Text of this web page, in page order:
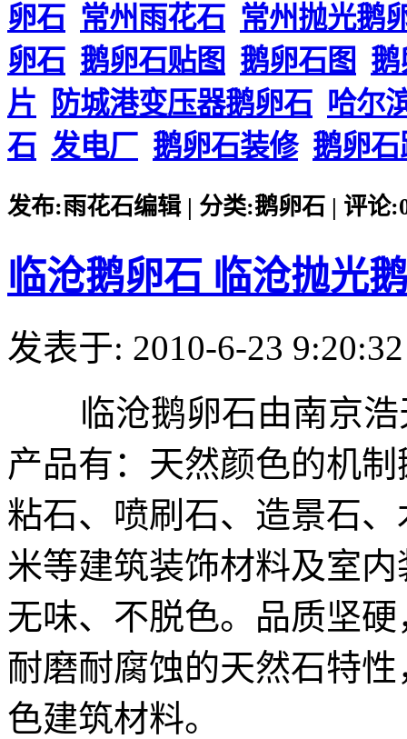
卵石 常州雨花石 常州抛光鹅
卵石 鹅卵石贴图 鹅卵石图 鹅
片
防城港变压器鹅卵石 哈尔
石 发电厂 鹅卵石装修 鹅卵石
发布:雨花石编辑 | 分类:鹅卵石 | 评论
临沧鹅卵石 临沧抛光
发表于: 2010-6-23 9:20:32
临沧鹅卵石由南京浩
产品有：天然颜色的机
粘石、喷刷石、造景石
米等建筑装饰材料及室
无味、不脱色。品质坚
耐磨耐腐蚀的天然石特
色建筑材料。